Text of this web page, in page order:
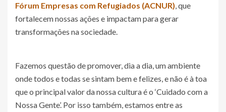
Fórum Empresas com Refugiados (ACNUR), que
fortalecem nossas ações e impactam para gerar
transformações na sociedade.
Fazemos questão de promover, dia a dia, um ambiente
onde todos e todas se sintam bem e felizes, e não é à toa
que o principal valor da nossa cultura é o ‘Cuidado com a
Nossa Gente’. Por isso também, estamos entre as